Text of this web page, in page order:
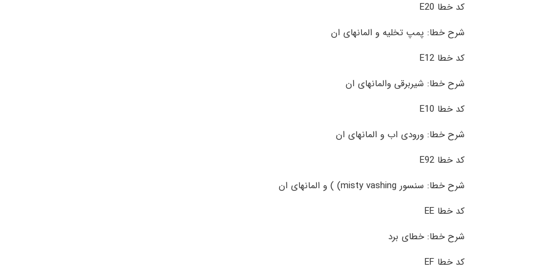
کد خطا E20
شرح خطا: پمپ تخلیه و المانهای ان
کد خطا E12
شرح خطا: شیربرقی والمانهای ان
کد خطا E10
شرح خطا: ورودی اب و المانهای ان
کد خطا E92
شرح خطا: سنسور misty vashing) ) و المانهای ان
کد خطا EE
شرح خطا: خطای برد
کد خطا EF